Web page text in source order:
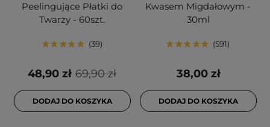
Peelingujące Płatki do
Twarzy - 60szt.
39
69,90 zł
48,90 zł
DODAJ DO KOSZYKA
Kwasem Migdałowym -
30ml
591
38,00 zł
DODAJ DO KOSZYKA